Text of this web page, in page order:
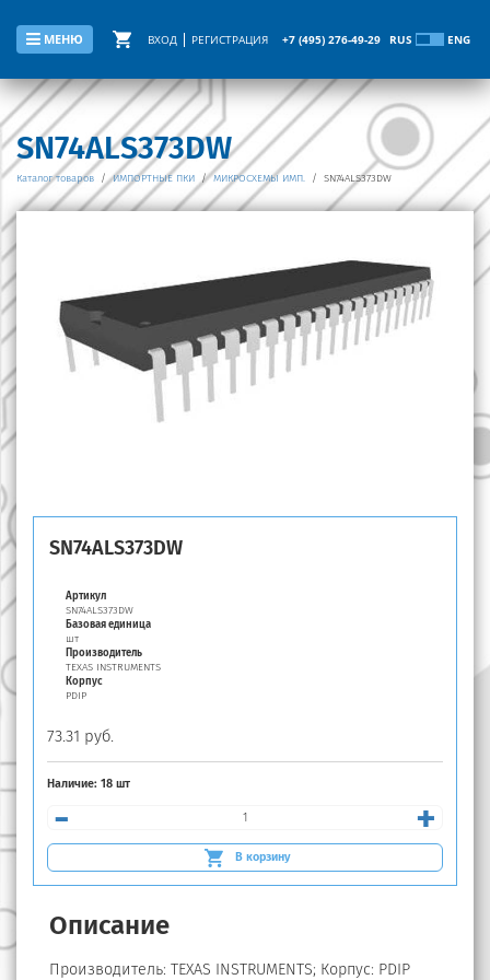
МЕНЮ ВХОД РЕГИСТРАЦИЯ +7 (495) 276-49-29 RUS ENG
SN74ALS373DW
Каталог товаров / ИМПОРТНЫЕ ПКИ / МИКРОСХЕМЫ ИМП. / SN74ALS373DW
SN74ALS373DW
Артикул
SN74ALS373DW
Базовая единица
шт
Производитель
TEXAS INSTRUMENTS
Корпус
PDIP
73.31 руб.
Наличие: 18 шт
- +
В корзину
Описание
Производитель: TEXAS INSTRUMENTS; Корпус: PDIP